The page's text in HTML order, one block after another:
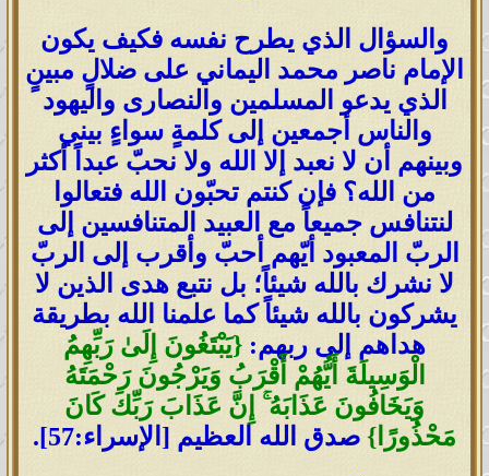
والسؤال الذي يطرح نفسه فكيف يكون
الإمام ناصر محمد اليماني على ضلالٍ مبينٍ
الذي يدعو المسلمين والنصارى واليهود
والناس أجمعين إلى كلمةٍ سواءٍ بيني
وبينهم أن لا نعبد إلا الله ولا نحبّ عبداً أكثر
من الله؟ فإن كنتم تحبّون الله فتعالوا
لنتنافس جميعاً مع العبيد المتنافسين إلى
الربّ المعبود أيّهم أحبّ وأقرب إلى الربّ
لا نشرك بالله شيئاً؛ بل نتبع هدى الذين لا
يشركون بالله شيئاً كما علمنا الله بطريقة
هداهم إلى ربهم: {يَبْتَغُونَ إِلَىٰ رَبِّهِمُ
الْوَسِيلَةَ أَيُّهُمْ أَقْرَبُ وَيَرْجُونَ رَحْمَتَهُ
وَيَخَافُونَ عَذَابَهُ ۚ إِنَّ عَذَابَ رَبِّكَ كَانَ
مَحْذُورًا} صدق الله العظيم [الإسراء:57].